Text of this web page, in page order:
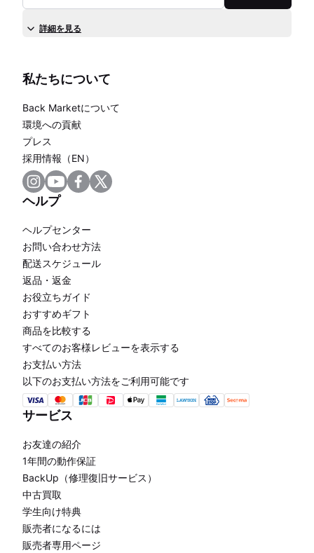
詳細を見る
私たちについて
Back Marketについて
環境への貢献
プレス
採用情報（EN）
ヘルプ
ヘルプセンター
お問い合わせ方法
配送スケジュール
返品・返金
お役立ちガイド
おすすめギフト
商品を比較する
すべてのお客様レビューを表示する
お支払い方法
以下のお支払い方法をご利用可能です
サービス
お友達の紹介
1年間の動作保証
BackUp（修理復旧サービス）
中古買取
学生向け特典
販売者になるには
販売者専用ページ